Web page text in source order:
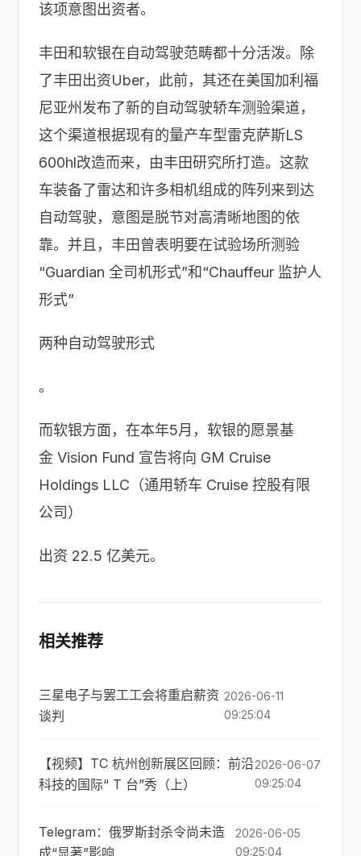
该项意图出资者。
丰田和软银在自动驾驶范畴都十分活泼。除
了丰田出资Uber，此前，其还在美国加利福
尼亚州发布了新的自动驾驶轿车测验渠道，
这个渠道根据现有的量产车型雷克萨斯LS
600hl改造而来，由丰田研究所打造。这款
车装备了雷达和许多相机组成的阵列来到达
自动驾驶，意图是脱节对高清晰地图的依
靠。并且，丰田曾表明要在试验场所测验
“Guardian 全司机形式”和“Chauffeur 监护人
形式”
两种自动驾驶形式
。
而软银方面，在本年5月，软银的愿景基
金 Vision Fund 宣告将向 GM Cruise
Holdings LLC（通用轿车 Cruise 控股有限
公司）
出资 22.5 亿美元。
相关推荐
三星电子与罢工工会将重启薪资
谈判
2026-06-11
09:25:04
【视频】TC 杭州创新展区回顾：前沿
科技的国际“ T 台”秀（上）
2026-06-07
09:25:04
Telegram：俄罗斯封杀令尚未造
成“显著”影响
2026-06-05
09:25:04